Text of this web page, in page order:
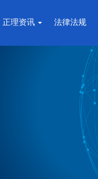
正理资讯 法律法规